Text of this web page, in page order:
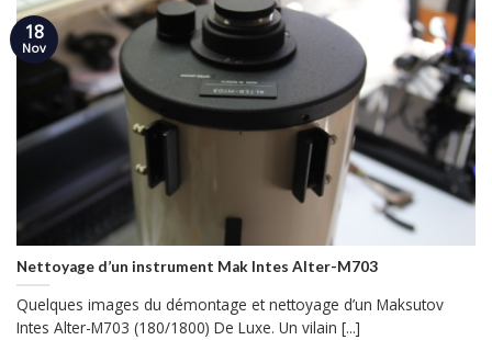
Nettoyage d’un instrument Mak Intes Alter-M703
Quelques images du démontage et nettoyage d’un Maksutov
Intes Alter-M703 (180/1800) De Luxe. Un vilain [...]
18
Nov